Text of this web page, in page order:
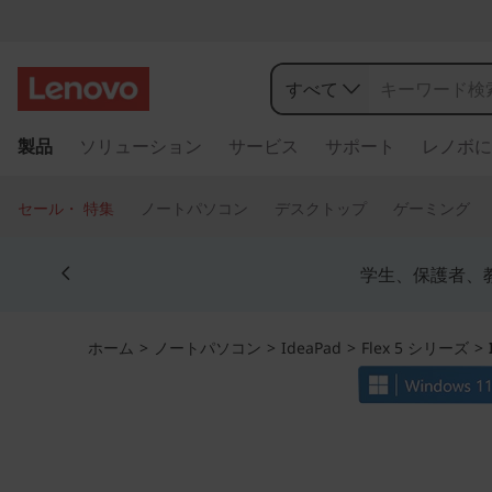
d
e
a
P
イ
ン
すべて
製品 ソリューション サービス サポート レノボ
セール・ 特集 ノートパソコン デスクトップ ゲーミング
学生、保護者、
ホーム > ノートパソコン > IdeaPad > Flex 5 シリーズ >